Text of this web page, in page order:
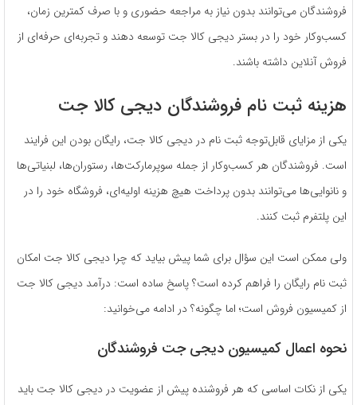
فروشندگان می‌توانند بدون نیاز به مراجعه حضوری و با صرف کمترین زمان،
کسب‌وکار خود را در بستر دیجی کالا جت توسعه دهند و تجربه‌ای حرفه‌ای از
فروش آنلاین داشته باشند.
هزینه ثبت نام فروشندگان دیجی کالا جت
یکی از مزایای قابل‌توجه ثبت نام در دیجی کالا جت، رایگان بودن این فرایند
است. فروشندگان هر کسب‌­و­کار از جمله سوپرمارکت‌ها، رستوران‌ها، لبنیاتی‌ها
و نانوایی‌ها می‌توانند بدون پرداخت هیچ هزینه اولیه‌ای، فروشگاه خود را در
این پلتفرم ثبت کنند.
ولی ممکن است این سؤال برای شما پیش بیاید که چرا دیجی کالا جت امکان
ثبت نام رایگان را فراهم کرده است؟ پاسخ ساده است: درآمد دیجی کالا جت
از کمیسیون فروش است؛ اما چگونه؟ در ادامه می­‌خوانید:
نحوه اعمال کمیسیون دیجی جت فروشندگان
یکی از نکات اساسی که هر فروشنده پیش از عضویت در دیجی کالا جت باید